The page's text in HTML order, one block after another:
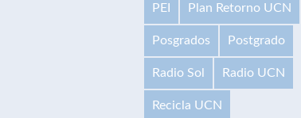
PEI Plan Retorno UCN
Posgrados Postgrado
Radio Sol Radio UCN
Recicla UCN